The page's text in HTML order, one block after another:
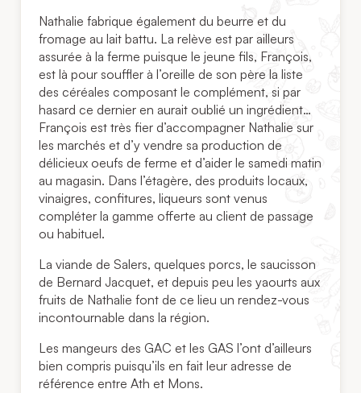
Nathalie fabrique également du beurre et du
fromage au lait battu. La relève est par ailleurs
assurée à la ferme puisque le jeune fils, François,
est là pour souffler à l’oreille de son père la liste
des céréales composant le complément, si par
hasard ce dernier en aurait oublié un ingrédient…
François est très fier d’accompagner Nathalie sur
les marchés et d’y vendre sa production de
délicieux oeufs de ferme et d’aider le samedi matin
au magasin. Dans l’étagère, des produits locaux,
vinaigres, confitures, liqueurs sont venus
compléter la gamme offerte au client de passage
ou habituel.
La viande de Salers, quelques porcs, le saucisson
de Bernard Jacquet, et depuis peu les yaourts aux
fruits de Nathalie font de ce lieu un rendez-vous
incontournable dans la région.
Les mangeurs des GAC et les GAS l’ont d’ailleurs
bien compris puisqu’ils en fait leur adresse de
référence entre Ath et Mons.